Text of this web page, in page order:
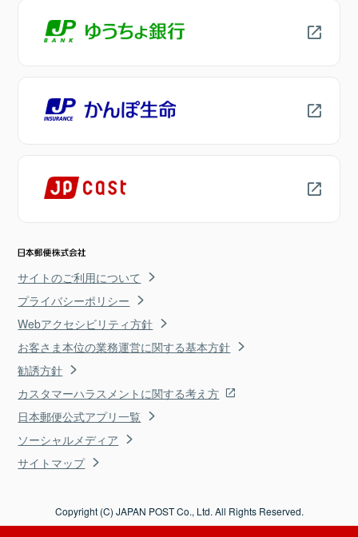
サイトのご利用について
プライバシーポリシー
Webアクセシビリティ方針
お客さま本位の業務運営に関する基本方針
勧誘方針
カスタマーハラスメントに関する考え方
日本郵便公式アプリ一覧
ソーシャルメディア
サイトマップ
Copyright (C) JAPAN POST Co., Ltd. All Rights Reserved.